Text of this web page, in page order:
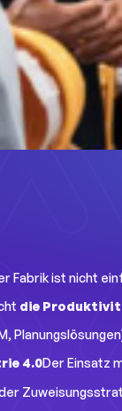
Fabrik ist nicht
die
4.0Der Einsatz